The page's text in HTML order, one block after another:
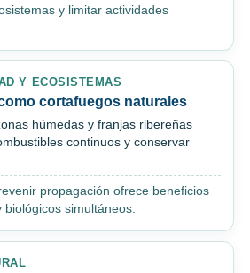
y limitar actividades
Y ECOSISTEMAS
cortafuegos naturales
húmedas y franjas ribereñas
continuos y conservar
propagación ofrece beneficios
simultáneos.